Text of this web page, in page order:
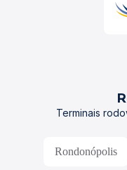
Terminais
Rondonópolis